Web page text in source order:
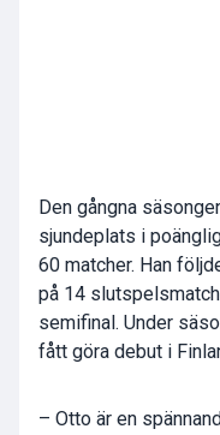
Den gångna
sjundeplats i
60 matcher. Han
på 14
semifinal. Under
fått göra debut i
– Otto är en